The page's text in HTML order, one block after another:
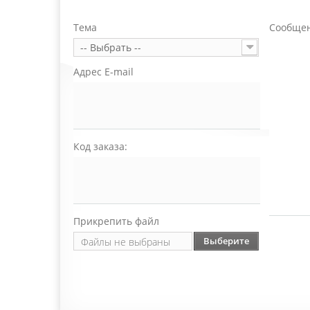
Тема
-- Выбрать --
Адрес E-mail
Код заказа:
Прикрепить файл
Файлы не выбраны
Выберите